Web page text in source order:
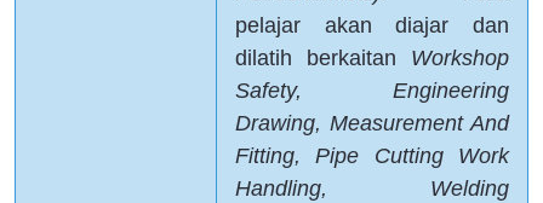
pelajar akan diajar dan
dilatih berkaitan Workshop
Safety, Engineering
Drawing, Measurement And
Fitting, Pipe Cutting Work
Handling, Welding